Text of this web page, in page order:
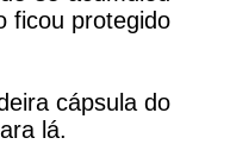
ficou protegido
cápsula do
lá.